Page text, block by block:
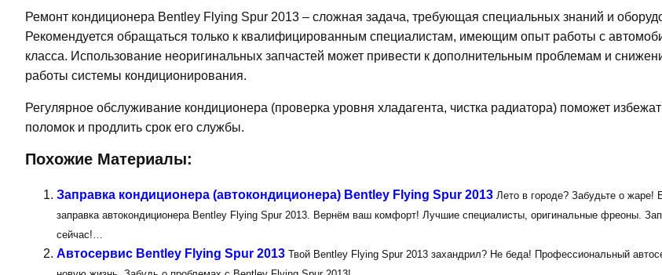
Ремонт кондиционера Bentley Flying Spur 2013 – сложная задача, требующая специальных знаний и
Рекомендуется обращаться только к квалифицированным специалистам, имеющим опыт работы с
класса. Использование неоригинальных запчастей может привести к дополнительным проблемам и
работы системы кондиционирования.
Регулярное обслуживание кондиционера (проверка уровня хладагента, чистка радиатора) поможет
поломок и продлить срок его службы.
Похожие Материалы:
Заправка кондиционера (автокондиционера) Bentley Flying Spur 2013 Лето в городе? Забудьте о жаре!
заправка автокондиционера Bentley Flying Spur 2013. Вернём ваш комфорт! Лучшие специалисты, оригинальные фреоны.
сейчас!…
Автосервис Bentley Flying Spur 2013 Твой Bentley Flying Spur 2013 захандрил? Не беда! Профессиональный